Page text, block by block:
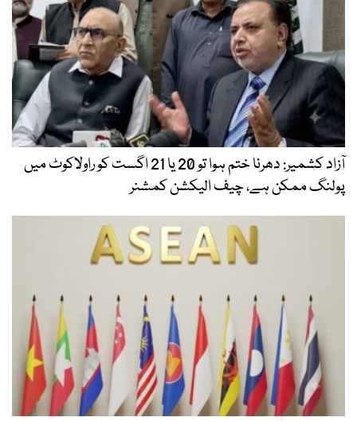
آزاد کشمیر: دھرنا ختم ہوا تو 20 یا 21 اگست کو راولاکوٹ میں
پولنگ ممکن ہے، چیف الیکشن کمشنر